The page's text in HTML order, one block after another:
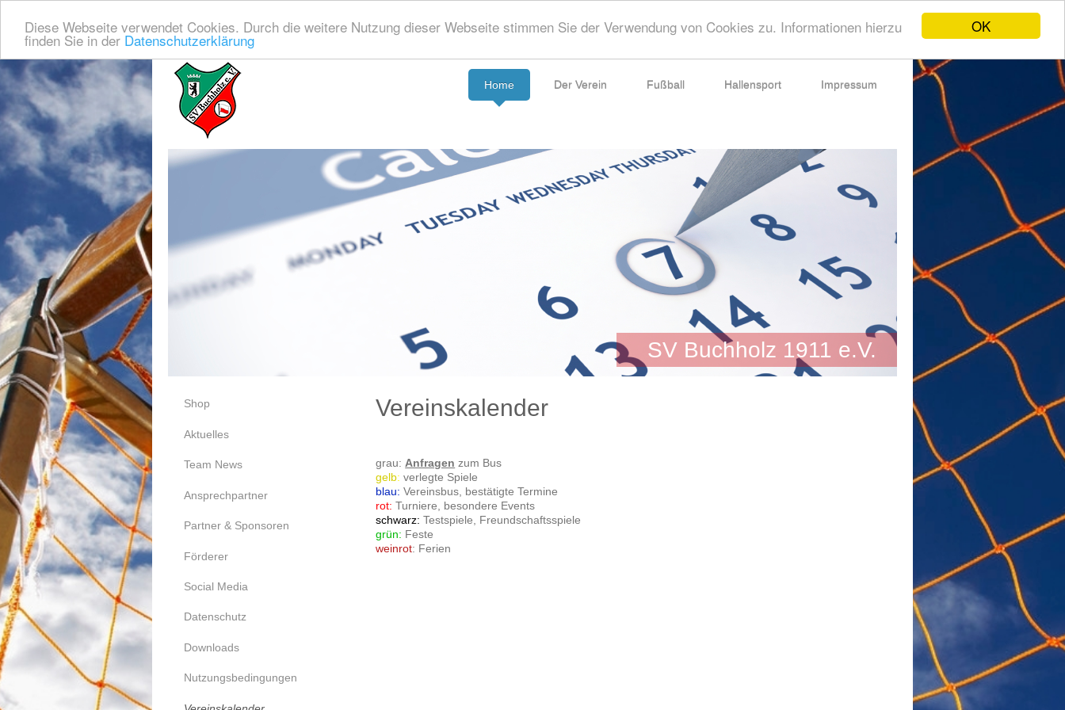
OK
Diese Webseite verwendet Cookies. Durch die weitere Nutzung dieser Webseite stimmen Sie der Verwendung von Cookies zu. Informationen hierzu
finden Sie in der Datenschutzerklärung
Home Der Verein Fußball Hallensport Impressum
SV Buchholz 1911 e.V.
Vereinskalender
grau: Anfragen zum Bus
gelb: verlegte Spiele
blau: Vereinsbus, bestätigte Termine
rot: Turniere, besondere Events
schwarz: Testspiele, Freundschaftsspiele
grün: Feste
weinrot: Ferien
Shop
Aktuelles
Team News
Ansprechpartner
Partner & Sponsoren
Förderer
Social Media
Datenschutz
Downloads
Nutzungsbedingungen